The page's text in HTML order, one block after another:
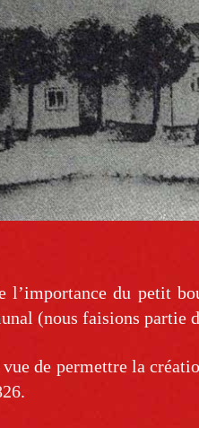
du petit
(nous faisions partie
de permettre la